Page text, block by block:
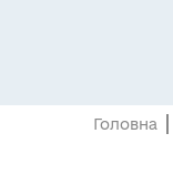
Головна